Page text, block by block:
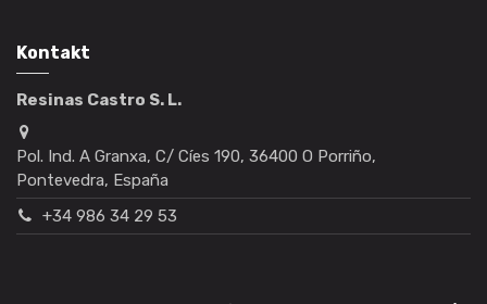
Kontakt
Resinas Castro S. L.
Pol. Ind. A Granxa, C/ Cíes 190, 36400 O Porriño,
Pontevedra, España
+34 986 34 29 53